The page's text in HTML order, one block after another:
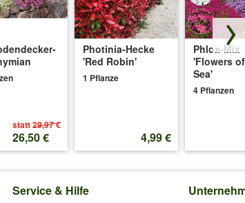
werden sich sicher bald die ersten Knospen zeigen.
statt29,97 €
26,50 €
Photinia-Hecke
'Red Robin'
1 Pflanze
4,99 €
Phlox-Mix
'Flowers of
Sea'
4 Pflanzen
Service & Hilfe